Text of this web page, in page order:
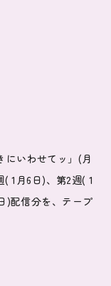
にいわせてッ」(月
1月6日)、第2週( 1
)配信分を、テープ